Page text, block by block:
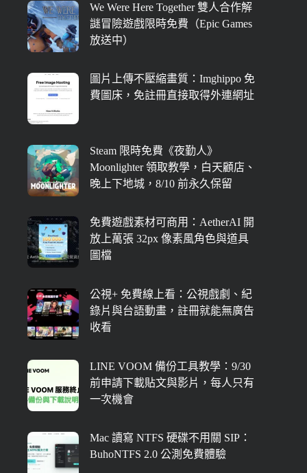
We Were Here Together 雙人合作解
謎冒險遊戲限時免費（Epic Games
放送中）
圖片上傳不壓縮畫質：Imghippo 免
費圖床，免註冊直接取得外連網址
Steam 限時免費《夜勤人》
Moonlighter 領取教學，白天顧店、
晚上下地城，8/10 前永久保留
免費遊戲素材可商用：AetherAI 開
放上萬張 32px 像素風角色與道具
圖檔
公視+ 免費線上看：公視戲劇、紀
錄片與台語動畫，註冊就能無廣告
收看
LINE VOOM 備份工具教學：9/30
前申請下載貼文與影片，每人只有
一次機會
Mac 讀寫 NTFS 硬碟不用關 SIP：
BuhoNTFS 2.0 公測免費體驗